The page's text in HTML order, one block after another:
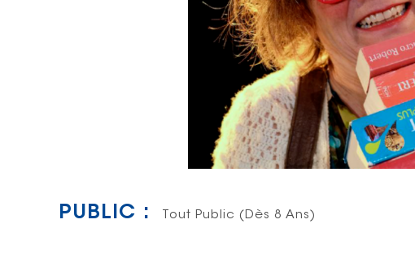
PUBLIC : Tout Public (dès 8 Ans)